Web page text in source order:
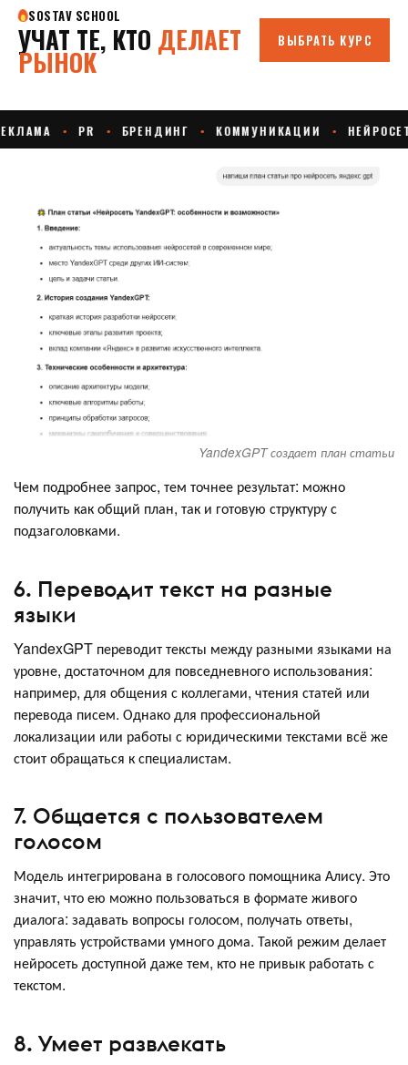
YandexGPT создает план статьи
Чем подробнее запрос, тем точнее результат: можно
получить как общий план, так и готовую структуру с
подзаголовками.
6. Переводит текст на разные
языки
YandexGPT переводит тексты между разными языками на
уровне, достаточном для повседневного использования:
например, для общения с коллегами, чтения статей или
перевода писем. Однако для профессиональной
локализации или работы с юридическими текстами всё же
стоит обращаться к специалистам.
7. Общается с пользователем
голосом
Модель интегрирована в голосового помощника Алису. Это
значит, что ею можно пользоваться в формате живого
диалога: задавать вопросы голосом, получать ответы,
управлять устройствами умного дома. Такой режим делает
нейросеть доступной даже тем, кто не привык работать с
текстом.
8. Умеет развлекать